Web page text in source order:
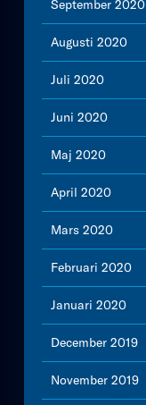
September 2020
Augusti 2020
Juli 2020
Juni 2020
Maj 2020
April 2020
Mars 2020
Februari 2020
Januari 2020
December 2019
November 2019